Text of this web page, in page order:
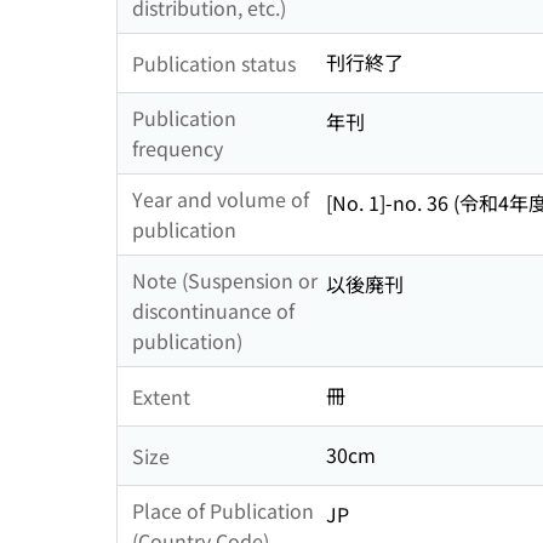
distribution, etc.)
Publication status
刊行終了
Publication
frequency
年刊
Year and volume of
publication
[No. 1]-no. 36 (令和4年
Note (Suspension or
discontinuance of
publication)
以後廃刊
Extent 冊
Size
30cm
Place of Publication JP